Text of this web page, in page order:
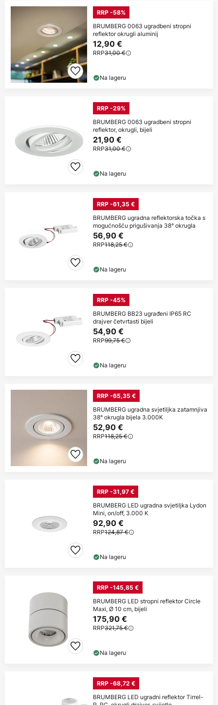
RRP -58%
BRUMBERG 0063 ugradbeni stropni
reflektor okrugli aluminij
12,90 €
RRP31,00 €
Na lageru
RRP -29%
BRUMBERG 0063 ugradbeni stropni
reflektor, okrugli, bijeli
21,90 €
RRP31,00 €
Na lageru
RRP -61,35 €
BRUMBERG ugradna reflektorska točka s
mogućnošću prigušivanja 38° okrugla
56,90 €
RRP118,25 €
Na lageru
RRP -45%
BRUMBERG BB23 ugrađeni IP65 RC
drajver četvrtasti bijeli
54,90 €
RRP99,75 €
Na lageru
RRP -65,35 €
BRUMBERG ugradna svjetiljka zatamnjiva
38° okrugla bijela 3.000K
52,90 €
RRP118,25 €
Na lageru
RRP -31,97 €
BRUMBERG LED ugradna svjetiljka Lydon
Mini, on/off, 3.000 K
92,90 €
RRP124,87 €
Na lageru
RRP -145,85 €
BRUMBERG LED stropni reflektor Circle
Maxi, Ø 10 cm, bijeli
175,90 €
RRP321,75 €
Na lageru
RRP -68,72 €
BRUMBERG LED ugradni reflektor Tirrel-